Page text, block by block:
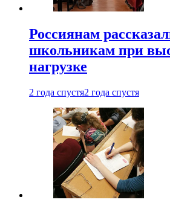
Россиянам
школьникам при
нагрузке
2 года спустя2 года спустя